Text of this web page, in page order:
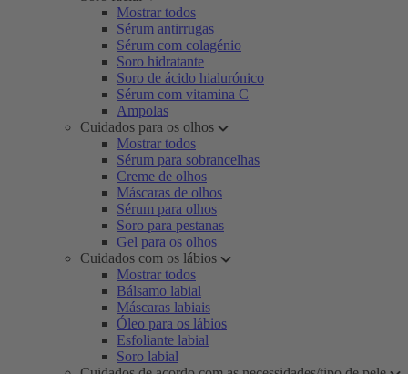
Mostrar todos
Sérum antirrugas
Sérum com colagénio
Soro hidratante
Soro de ácido hialurónico
Sérum com vitamina C
Ampolas
Cuidados para os olhos
Mostrar todos
Sérum para sobrancelhas
Creme de olhos
Máscaras de olhos
Sérum para olhos
Soro para pestanas
Gel para os olhos
Cuidados com os lábios
Mostrar todos
Bálsamo labial
Máscaras labiais
Óleo para os lábios
Esfoliante labial
Soro labial